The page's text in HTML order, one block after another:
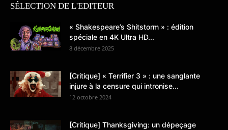
SÉLECTION DE L'EDITEUR
« Shakespeare’s Shitstorm » : édition
spéciale en 4K Ultra HD...
8 décembre 2025
[Critique] « Terrifier 3 » : une sanglante
injure à la censure qui intronise...
12 octobre 2024
[Critique] Thanksgiving: un dépeçage